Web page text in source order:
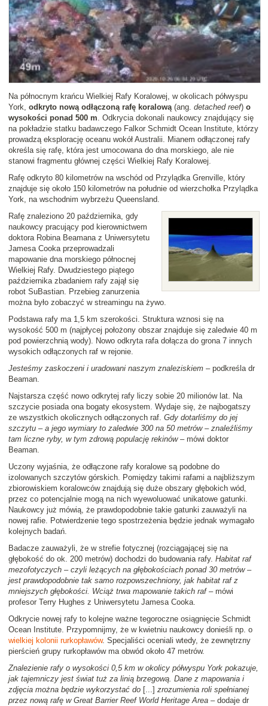
Na północnym krańcu Wielkiej Rafy Koralowej, w okolicach półwyspu
York, odkryto nową odłączoną rafę koralową(ang. detached reef) o
wysokości ponad 500 m. Odkrycia dokonali naukowcy znajdujący się
na pokładzie statku badawczego Falkor Schmidt Ocean Institute, którzy
prowadzą eksplorację oceanu wokół Australii. Mianem odłączonej rafy
określa się rafę, która jest umocowana do dna morskiego, ale nie
stanowi fragmentu głównej części Wielkiej Rafy Koralowej.
Rafę odkryto 80 kilometrów na wschód od Przylądka Grenville, który
znajduje się około 150 kilometrów na południe od wierzchołka Przylądka
York, na wschodnim wybrzeżu Queensland.
Rafę znaleziono 20 października, gdy
naukowcy pracujący pod kierownictwem
doktora Robina Beamana z Uniwersytetu
Jamesa Cooka przeprowadzali
mapowanie dna morskiego północnej
Wielkiej Rafy. Dwudziestego piątego
października zbadaniem rafy zajął się
robot SuBastian. Przebieg zanurzenia
można było zobaczyć w streamingu na żywo.
Podstawa rafy ma 1,5 km szerokości. Struktura wznosi się na
wysokość 500 m (najpłycej położony obszar znajduje się zaledwie 40 m
pod powierzchnią wody). Nowo odkryta rafa dołącza do grona 7 innych
wysokich odłączonych raf w rejonie.
Jesteśmy zaskoczeni i uradowani naszym znaleziskiem – podkreśla dr
Beaman.
Najstarsza część nowo odkrytej rafy liczy sobie 20 milionów lat. Na
szczycie posiada ona bogaty ekosystem. Wydaje się, że najbogatszy
ze wszystkich okolicznych odłączonych raf. Gdy dotarliśmy do jej
szczytu – a jego wymiary to zaledwie 300 na 50 metrów – znaleźliśmy
tam liczne ryby, w tym zdrową populację rekinów– mówi doktor
Beaman.
Uczony wyjaśnia, że odłączone rafy koralowe są podobne do
izolowanych szczytów górskich. Pomiędzy takimi rafami a najbliższym
zbiorowiskiem koralowców znajdują się duże obszary głębokich wód,
przez co potencjalnie mogą na nich wyewoluować unikatowe gatunki.
Naukowcy już mówią, że prawdopodobnie takie gatunki zauważyli na
nowej rafie. Potwierdzenie tego spostrzeżenia będzie jednak wymagało
kolejnych badań.
Badacze zauważyli, że w strefie fotycznej (rozciągającej się na
głębokość do ok. 200 metrów) dochodzi do budowania rafy. Habitat raf
mezofotyczych – czyli leżących na głębokościach ponad 30 metrów –
jest prawdopodobnie tak samo rozpowszechniony, jak habitat raf z
mniejszych głębokości. Wciąż trwa mapowanie takich raf –mówi
profesor Terry Hughes z Uniwersytetu Jamesa Cooka.
Odkrycie nowej rafy to kolejne ważne tegoroczne osiągnięcie Schmidt
Ocean Institute. Przypomnijmy, że w kwietniu naukowcy donieśli np. o
wielkiej kolonii rurkopławów. Specjaliści oceniali wtedy, że zewnętrzny
pierścień grupy rurkopławów ma obwód około 47 metrów.
Znalezienie rafy o wysokości 0,5 km w okolicy półwyspu York pokazuje,
jak tajemniczy jest świat tuż za linią brzegową. Dane z mapowania i
zdjęcia można będzie wykorzystać do [...] zrozumienia roli spełnianej
przez nową rafę w Great Barrier Reef World Heritage Area – dodaje dr